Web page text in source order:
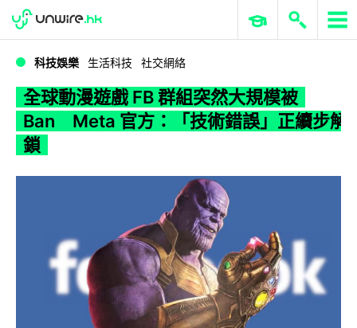
WWDC 2026 ERP 與商業 AI
科技娛樂 生活科技 社交網絡
全球動漫遊戲 FB 群組突然大規模被
Ban Meta 官方：「技術錯誤」正續步解
鎖